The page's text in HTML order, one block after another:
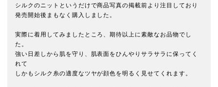
シルクのニットというだけで商品写真の掲載前より注目しており
発売開始後まもなく購入しました。
実際に着用してみましたところ、期待以上に素敵なお品物でし
た。
強い日差しから肌を守り、肌表面をひんやりサラサラに保ってく
れて
しかもシルク糸の適度なツヤが顔色を明るく見せてくれます。